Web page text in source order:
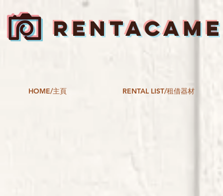
HOME/主頁 RENTAL LIST/租借器材